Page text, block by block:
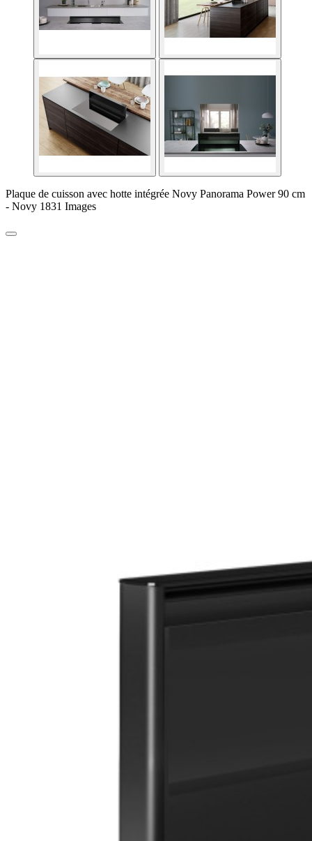
Plaque de cuisson avec hotte intégrée Novy Panorama Power 90 cm
- Novy 1831 Images